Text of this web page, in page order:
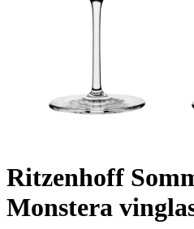
Ritzenhoff
Monstera